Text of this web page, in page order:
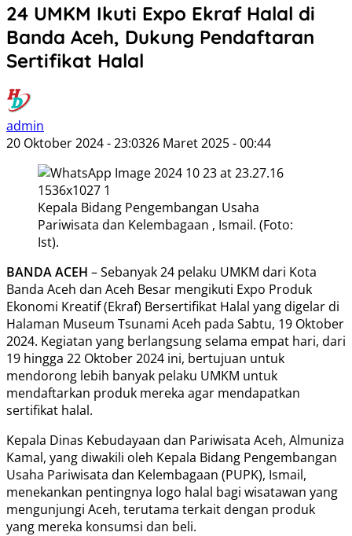
24 UMKM Ikuti Expo Ekraf Halal di
Banda Aceh, Dukung Pendaftaran
Sertifikat Halal
admin
20 Oktober 2024 - 23:0326 Maret 2025 - 00:44
Kepala Bidang Pengembangan Usaha
Pariwisata dan Kelembagaan , Ismail. (Foto:
Ist).
BANDA ACEH – Sebanyak 24 pelaku UMKM dari Kota
Banda Aceh dan Aceh Besar mengikuti Expo Produk
Ekonomi Kreatif (Ekraf) Bersertifikat Halal yang digelar di
Halaman Museum Tsunami Aceh pada Sabtu, 19 Oktober
2024. Kegiatan yang berlangsung selama empat hari, dari
19 hingga 22 Oktober 2024 ini, bertujuan untuk
mendorong lebih banyak pelaku UMKM untuk
mendaftarkan produk mereka agar mendapatkan
sertifikat halal.
Kepala Dinas Kebudayaan dan Pariwisata Aceh, Almuniza
Kamal, yang diwakili oleh Kepala Bidang Pengembangan
Usaha Pariwisata dan Kelembagaan (PUPK), Ismail,
menekankan pentingnya logo halal bagi wisatawan yang
mengunjungi Aceh, terutama terkait dengan produk
yang mereka konsumsi dan beli.